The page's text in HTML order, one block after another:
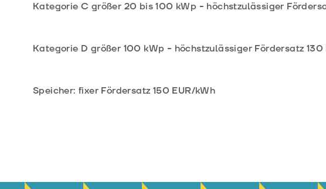
Kategorie C größer 20 bis 100 kWp - höchstzulässiger
Kategorie D größer 100 kWp - höchstzulässiger Fördersatz 130
Speicher: fixer Fördersatz 150 EUR/kWh